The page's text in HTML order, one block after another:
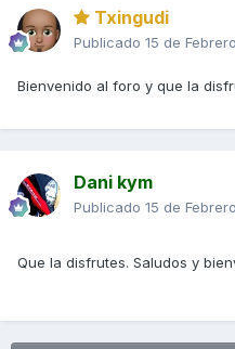
Txingudi
Publicado 15 de
Bienvenido al foro y que la
Dani kym
Publicado 15 de
Que la disfrutes. Saludos y